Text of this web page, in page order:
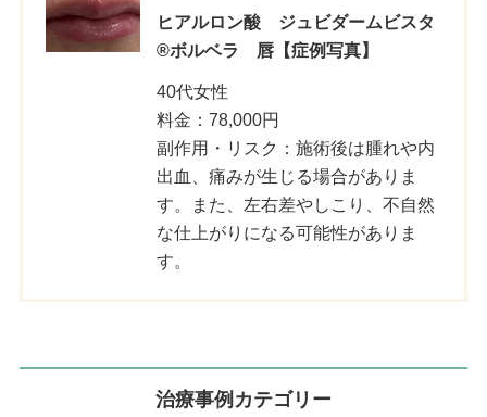
ヒアルロン酸 ジュビダームビスタ
®ボルベラ 唇【症例写真】
40代女性
料金：78,000円
副作用・リスク：施術後は腫れや内
出血、痛みが生じる場合がありま
す。また、左右差やしこり、不自然
な仕上がりになる可能性がありま
す。
治療事例カテゴリー
福岡院
福岡院